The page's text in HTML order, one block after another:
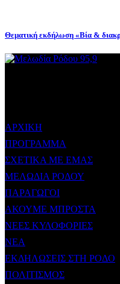
Θεματική εκδήλωση «Βία &
ΑΡΧΙΚΗ
ΠΡΟΓΡΑΜΜΑ
ΣΧΕΤΙΚΑ ΜΕ ΕΜΑΣ
ΜΕΛΩΔΙΑ ΡΟΔΟΥ
ΠΑΡΑΓΩΓΟΙ
ΑΚΟΥΜΕ ΜΠΡΟΣΤΑ
ΝΕΕΣ ΚΥΛΟΦΟΡΙΕΣ
ΝΕΑ
ΕΚΔΗΛΩΣΕΙΣ ΣΤΗ ΡΟΔΟ
ΠΟΛΙΤΙΣΜΟΣ